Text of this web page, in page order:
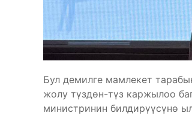
Бул демилге мамлекет
жолу түздөн-түз каржылоо
министринин билдирүүсүнө